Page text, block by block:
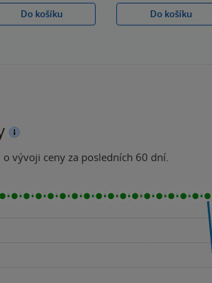
Do košíku
Do košíku
vývoji ceny za posledních 60 dní.